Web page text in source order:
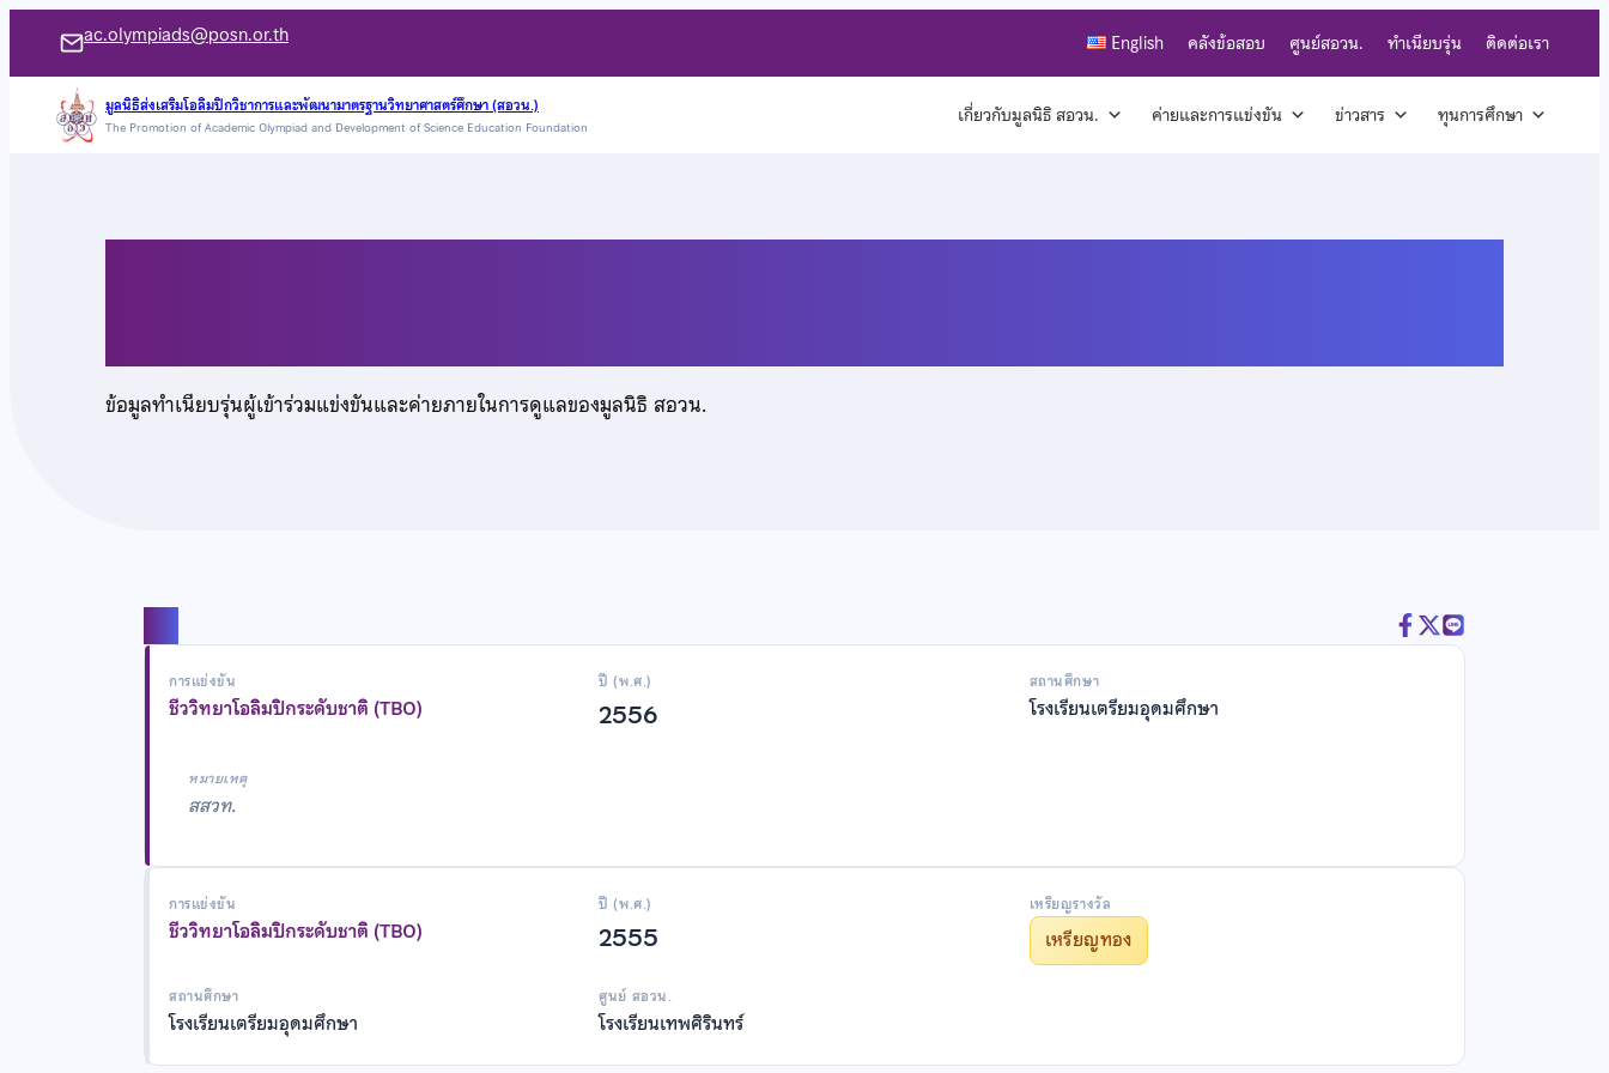
เนื้อหา
ac.olympiads@posn.or.th English คลังข้อสอบ ศูนย์สอวน. ทำเนียบรุ่น ติดต่อเรา
มูลนิธิส่งเสริมโอลิมปิกวิชาการและพัฒนามาตรฐานวิทยาศาสตร์ศึกษา (สอวน.)
The Promotion of Academic Olympiad and Development of Science Education Foundation เกี่ยวกับมูลนิธิ สอวน. ค่ายและการแข่งขัน ข่าวสาร ทุนการศึกษา
ข้อมูลทำเนียบรุ่นผู้เข้าร่วมแข่งขันและค่ายภายในการดูแลของมูลนิธิ สอวน.
การแข่งขัน
ชีววิทยาโอลิมปิกระดับชาติ (TBO)
ปี (พ.ศ.)
2556
สถานศึกษา
โรงเรียนเตรียมอุดมศึกษา
หมายเหตุ
สสวท.
การแข่งขัน
ชีววิทยาโอลิมปิกระดับชาติ (TBO)
ปี (พ.ศ.)
2555
เหรียญรางวัล
เหรียญทอง
สถานศึกษา
โรงเรียนเตรียมอุดมศึกษา
ศูนย์ สอวน.
โรงเรียนเทพศิรินทร์